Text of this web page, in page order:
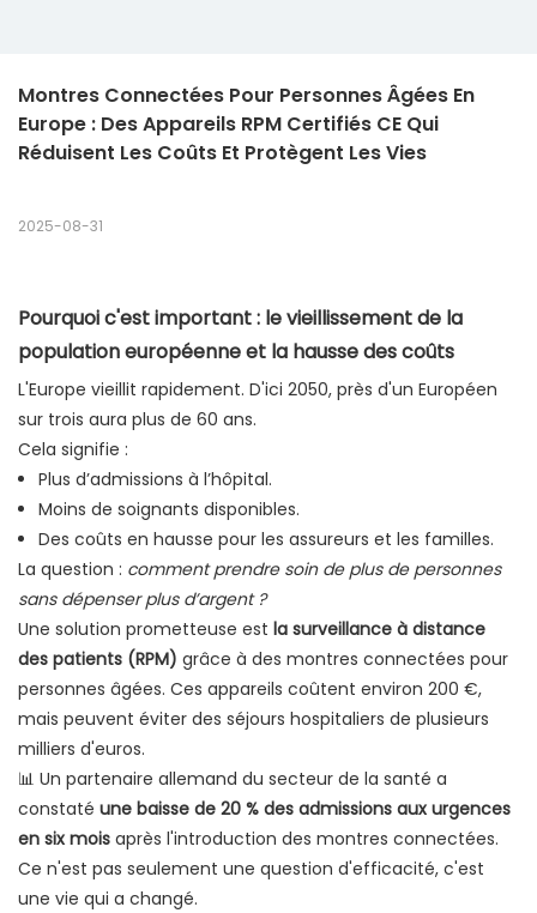
Montres Connectées Pour Personnes Âgées En
Europe : Des Appareils RPM Certifiés CE Qui
Réduisent Les Coûts Et Protègent Les Vies
2025-08-31
Pourquoi c'est important : le vieillissement de la
population européenne et la hausse des coûts
L'Europe vieillit rapidement. D'ici 2050, près d'un Européen
sur trois aura plus de 60 ans.
Cela signifie :
Plus d’admissions à l’hôpital.
Moins de soignants disponibles.
Des coûts en hausse pour les assureurs et les familles.
La question : comment prendre soin de plus de personnes
sans dépenser plus d’argent ?
Une solution prometteuse est la surveillance à distance
des patients (RPM) grâce à des montres connectées pour
personnes âgées. Ces appareils coûtent environ 200 €,
mais peuvent éviter des séjours hospitaliers de plusieurs
milliers d'euros.
📊 Un partenaire allemand du secteur de la santé a
constaté une baisse de 20 % des admissions aux urgences
en six mois après l'introduction des montres connectées.
Ce n'est pas seulement une question d'efficacité, c'est
une vie qui a changé.